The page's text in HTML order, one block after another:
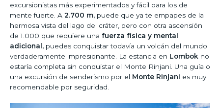
excursionistas más experimentados y fácil para los de
mente fuerte. A 2.700 m, puede que ya te empapes de la
hermosa vista del lago del cráter, pero con otra ascensión
de 1.000 que requiere una fuerza física y mental
adicional, puedes conquistar todavía un volcán del mundo
verdaderamente impresionante. La estancia en Lombok no
estaría completa sin conquistar el Monte Rinjani. Una guía o
una excursión de senderismo por el Monte Rinjani es muy
recomendable por seguridad.